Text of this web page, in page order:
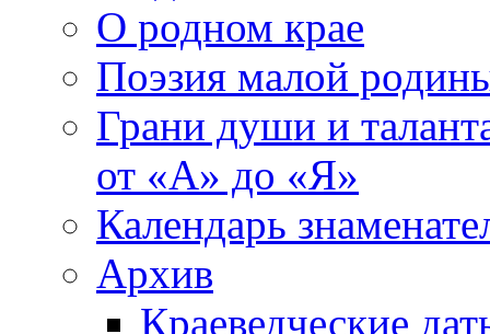
О родном крае
Поэзия малой
Грани души и
от «А» до «Я»
Календарь
Архив
Краеведческие